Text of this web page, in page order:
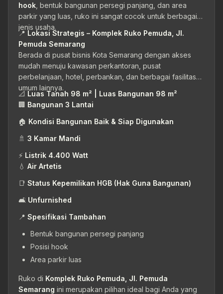
hook , bentuk bangunan persegi panjang, dan area
parkir yang luas, ruko ini sangat cocok untuk berbagai
jenis usaha.
📍 Lokasi Strategis – Komplek Ruko Pemuda, Jl.
Pemuda Semarang
Berada di pusat bisnis Kota Semarang dengan akses
mudah menuju kawasan perkantoran, pusat
perbelanjaan, hotel, perbankan, dan berbagai fasilitas
umum lainnya.
📐 Luas Tanah 98 m² | Luas Bangunan 98 m²
🏢 Bangunan 3 Lantai
🏠 Kondisi Bangunan Baik & Siap Digunakan
🚿 3 Kamar Mandi
⚡ Listrik 4.400 Watt
💧 Air Artetis
📑 Status Kepemilikan HGB (Hak Guna Bangunan)
🛋 Unfurnished
📍 Spesifikasi Tambahan
Bentuk bangunan persegi panjang
Posisi hook
Area parkir luas
Ruko di Komplek Ruko Pemuda, Jl. Pemuda
Semarang ini merupakan pilihan ideal bagi Anda yang